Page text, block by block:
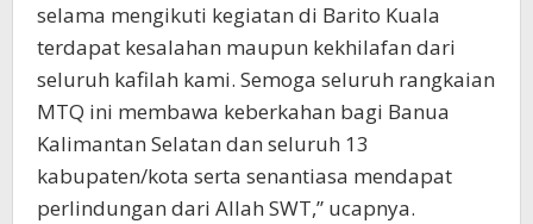
selama mengikuti kegiatan di Barito Kuala
terdapat kesalahan maupun kekhilafan dari
seluruh kafilah kami. Semoga seluruh rangkaian
MTQ ini membawa keberkahan bagi Banua
Kalimantan Selatan dan seluruh 13
kabupaten/kota serta senantiasa mendapat
perlindungan dari Allah SWT,” ucapnya.